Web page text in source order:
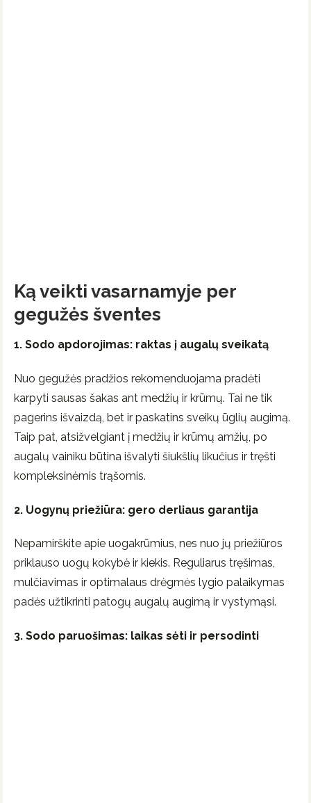
Ką veikti vasarnamyje per
gegužės šventes
1. Sodo apdorojimas: raktas į augalų sveikatą
Nuo gegužės pradžios rekomenduojama pradėti
karpyti sausas šakas ant medžių ir krūmų. Tai ne tik
pagerins išvaizdą, bet ir paskatins sveikų ūglių augimą.
Taip pat, atsižvelgiant į medžių ir krūmų amžių, po
augalų vainiku būtina išvalyti šiukšlių likučius ir tręšti
kompleksinėmis trąšomis.
2. Uogynų priežiūra: gero derliaus garantija
Nepamirškite apie uogakrūmius, nes nuo jų priežiūros
priklauso uogų kokybė ir kiekis. Reguliarus tręšimas,
mulčiavimas ir optimalaus drėgmės lygio palaikymas
padės užtikrinti patogų augalų augimą ir vystymąsi.
3. Sodo paruošimas: laikas sėti ir persodinti